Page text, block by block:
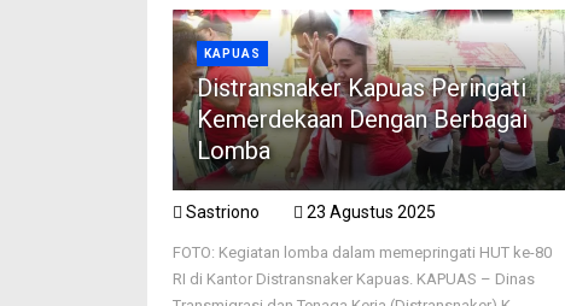
KAPUAS
Distransnaker Kapuas Peringati
Kemerdekaan Dengan Berbagai
Lomba
Sastriono 23 Agustus 2025
FOTO: Kegiatan lomba dalam memepringati HUT ke-80
RI di Kantor Distransnaker Kapuas. KAPUAS – Dinas